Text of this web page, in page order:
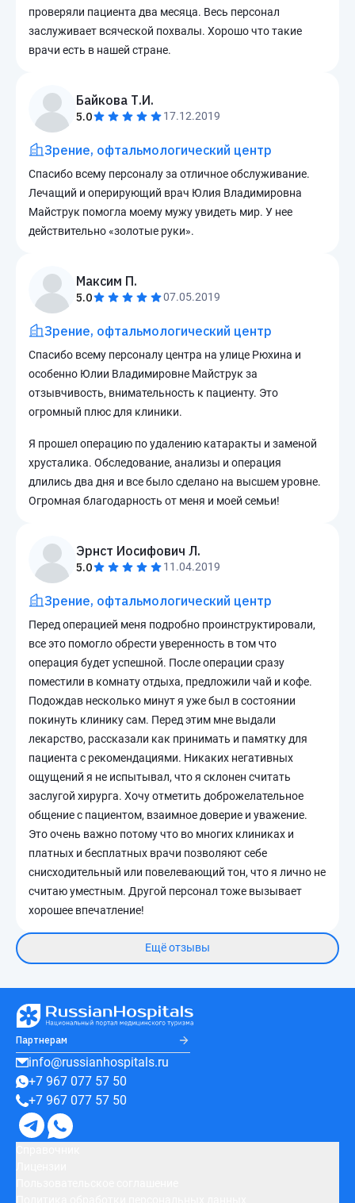
проверяли пациента два месяца. Весь персонал
заслуживает всяческой похвалы. Хорошо что такие
врачи есть в нашей стране.
Байкова Т.И.
5.0 17.12.2019
Зрение, офтальмологический центр
Спасибо всему персоналу за отличное обслуживание.
Лечащий и оперирующий врач Юлия Владимировна
Майструк помогла моему мужу увидеть мир. У нее
действительно «золотые руки».
Максим П.
5.0 07.05.2019
Зрение, офтальмологический центр
Спасибо всему персоналу центра на улице Рюхина и
особенно Юлии Владимировне Майструк за
отзывчивость, внимательность к пациенту. Это
огромный плюс для клиники.
Я прошел операцию по удалению катаракты и заменой
хрусталика. Обследование, анализы и операция
длились два дня и все было сделано на высшем уровне.
Огромная благодарность от меня и моей семьи!
Эрнст Иосифович Л.
5.0 11.04.2019
Зрение, офтальмологический центр
Перед операцией меня подробно проинструктировали,
все это помогло обрести уверенность в том что
операция будет успешной. После операции сразу
поместили в комнату отдыха, предложили чай и кофе.
Подождав несколько минут я уже был в состоянии
покинуть клинику сам. Перед этим мне выдали
лекарство, рассказали как принимать и памятку для
пациента с рекомендациями. Никаких негативных
ощущений я не испытывал, что я склонен считать
заслугой хирурга. Хочу отметить доброжелательное
общение с пациентом, взаимное доверие и уважение.
Это очень важно потому что во многих клиниках и
платных и бесплатных врачи позволяют себе
снисходительный или повелевающий тон, что я лично не
считаю уместным. Другой персонал тоже вызывает
хорошее впечатление!
Ещё отзывы
Партнерам
info@russianhospitals.ru
+7 967 077 57 50
+7 967 077 57 50